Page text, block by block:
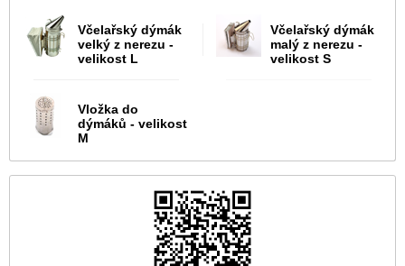
Včelařský dýmák
velký z nerezu -
velikost L
Včelařský dýmák
malý z nerezu -
velikost S
Vložka do
dýmáků - velikost
M